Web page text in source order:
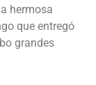
hermosa
que entregó
grandes